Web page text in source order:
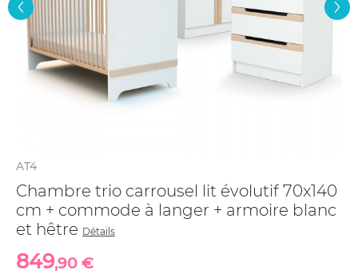
AT4
Chambre trio carrousel lit évolutif 70x140
cm + commode à langer + armoire blanc
et hêtre Détails
849,90 €